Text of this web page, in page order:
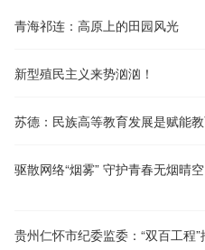
青海祁连：高原上的田园风光
新型殖民主义来势汹汹！
驱散网络“烟雾” 守护青春无烟晴空